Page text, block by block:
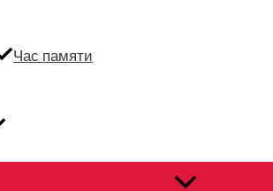
Час памяти